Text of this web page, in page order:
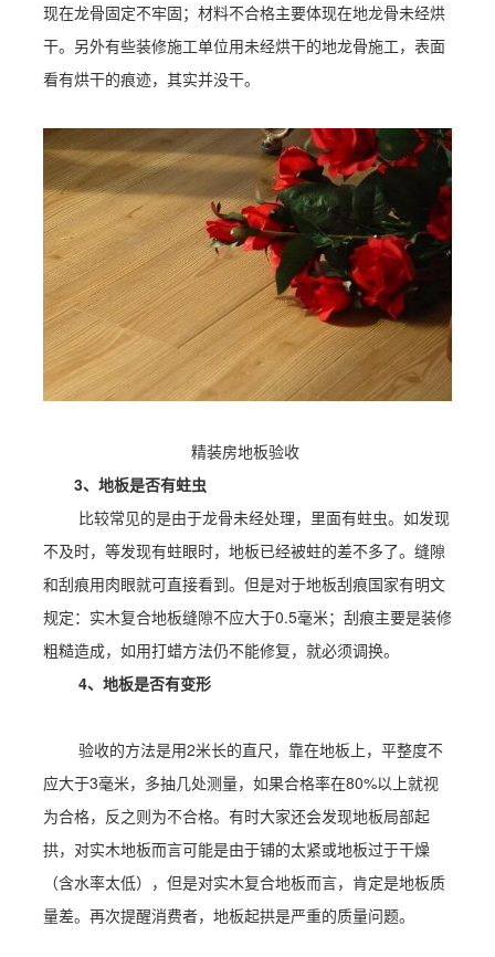
现在龙骨固定不牢固；材料不合格主要体现在地龙骨未经烘
干。另外有些装修施工单位用未经烘干的地龙骨施工，表面
看有烘干的痕迹，其实并没干。
精装房地板验收
3、地板是否有蛀虫
比较常见的是由于龙骨未经处理，里面有蛀虫。如发现
不及时，等发现有蛀眼时，地板已经被蛀的差不多了。缝隙
和刮痕用肉眼就可直接看到。但是对于地板刮痕国家有明文
规定：实木复合地板缝隙不应大于0.5毫米；刮痕主要是装修
粗糙造成，如用打蜡方法仍不能修复，就必须调换。
4、地板是否有变形
验收的方法是用2米长的直尺，靠在地板上，平整度不
应大于3毫米，多抽几处测量，如果合格率在80%以上就视
为合格，反之则为不合格。有时大家还会发现地板局部起
拱，对实木地板而言可能是由于铺的太紧或地板过于干燥
（含水率太低），但是对实木复合地板而言，肯定是地板质
量差。再次提醒消费者，地板起拱是严重的质量问题。